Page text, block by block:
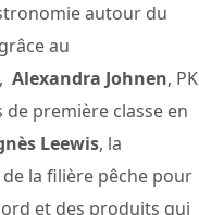
autour du
au
, Alexandra Johnen, PK
première classe en
Leewis, la
la filière pêche pour
et des produits qui